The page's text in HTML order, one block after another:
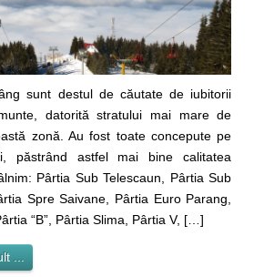
sunt destul de căutate de iubitorii
datorită stratului mai mare de
zonă. Au fost toate concepute pe
păstrând astfel mai bine calitatea
Pârtia Sub Telescaun, Pârtia Sub
Spre Saivane, Pârtia Euro Parang,
“B”, Pârtia Slima, Pârtia V, […]
...